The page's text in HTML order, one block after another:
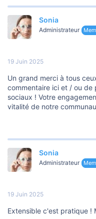
Sonia
Administrateur
19 Juin 2025
Un grand merci à tous
commentaire ici et / ou de
sociaux ! Votre
vitalité de notre
Sonia
Administrateur
19 Juin 2025
Extensible c'est pratique !